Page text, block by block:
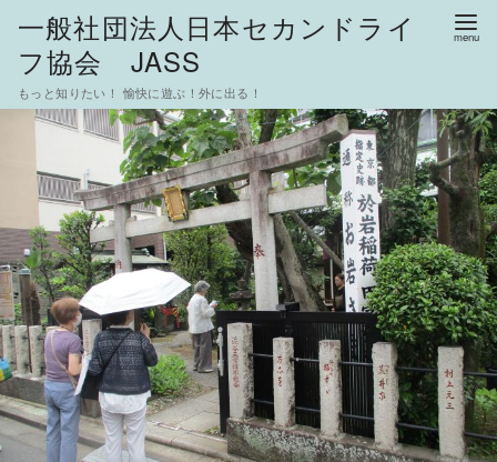
ツ
へ
移
動
一般社団法人日本セカンドライ
フ協会 JASS
もっと知りたい！ 愉快に遊ぶ！外に出る！